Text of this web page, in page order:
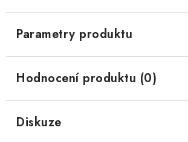
Parametry produktu
Hodnocení produktu (0)
Diskuze